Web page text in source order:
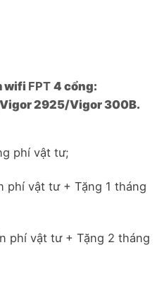
wifi FPT 4 cổng:
2925/Vigor 300B.
phí vật tư;
phí vật tư + Tặng 1 tháng
phí vật tư + Tặng 2 tháng